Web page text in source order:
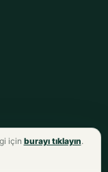
için burayı tıklayın.